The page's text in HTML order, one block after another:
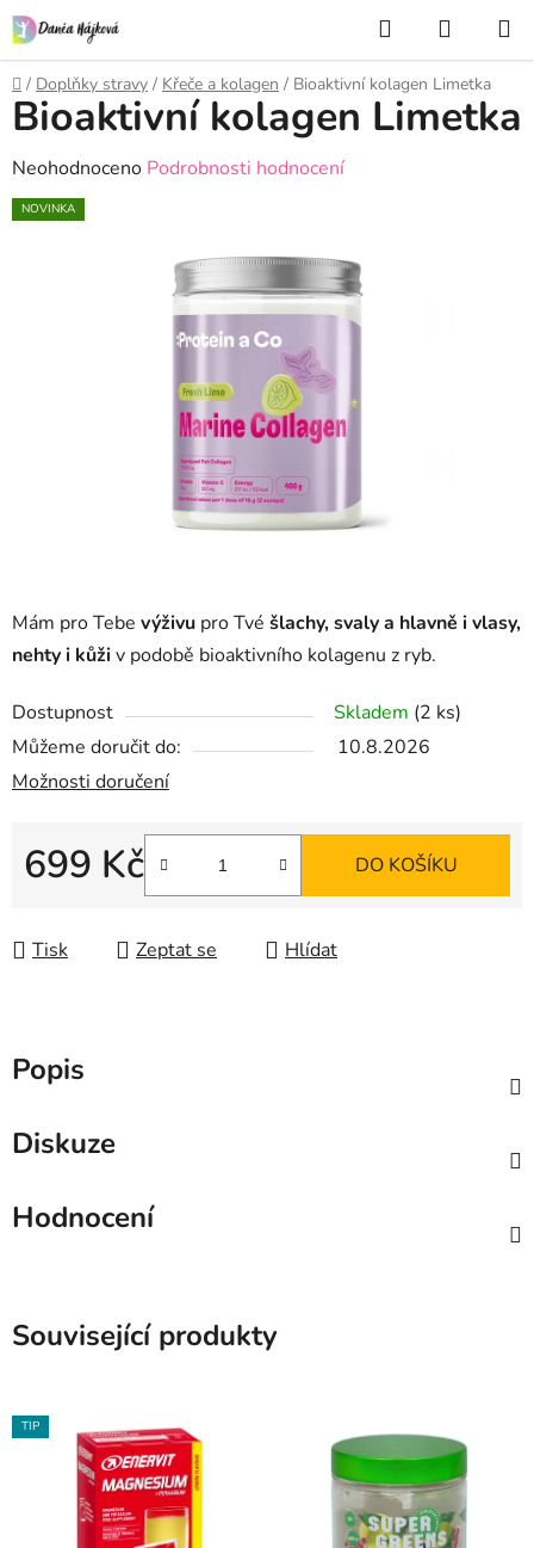
Přejít
na
obsah
Hledat
KOŠÍK
Domů
/ Doplňky stravy / Křeče a kolagen / Bioaktivní kolagen Limetka
Mám pro Tebe výživu pro Tvé šlachy, svaly a hlavně i vlasy,
nehty i kůživ podobě bioaktivního kolagenu z ryb.
Dostupnost Skladem (2 ks)
Můžeme doručit do:
10.8.2026
Možnosti doručení
699 Kč DO KOŠÍKU
Tisk Zeptat se Hlídat
Bioaktivní kolagen Limetka
Průměrné
hodnocení
Neohodnoceno Podrobnosti hodnocení
NOVINKA
Popis
Diskuze
Hodnocení
Související produkty
TIP